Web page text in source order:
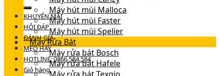
KHUYẾN MÃI
HỎI ĐÁP
ĐÁNH GIÁ
MẸO HAY
HOTLINE: 0866.584.584
Giỏ hàng
Máy hút mùi Malloca
Máy hút mùi Faster
Máy hút mùi Spelier
Máy Rửa Bát
Máy rửa bát Bosch
Máy rửa bát Hafele